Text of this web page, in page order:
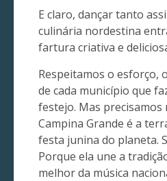
E claro, dançar tanto
culinária nordestina
fartura criativa e
Respeitamos o esforço,
de cada município que
festejo. Mas precisamos
Campina Grande é a
festa junina do planeta.
Porque ela une a
melhor da música